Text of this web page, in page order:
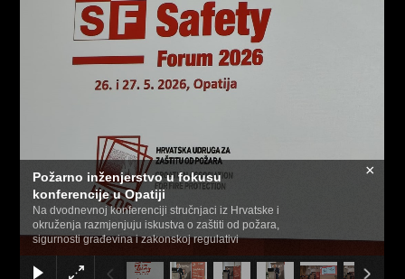
Požarno inženjerstvo u fokusu
konferencije u Opatiji
Na dvodnevnoj konferenciji stručnjaci iz Hrvatske i
okruženja razmjenjuju iskustva o zaštiti od požara,
sigurnosti građevina i zakonskoj regulativi
×